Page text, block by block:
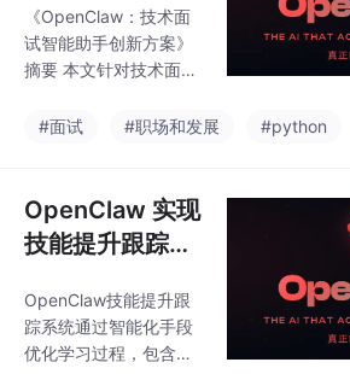
语义提取，结合代码上
下文提升精度，并支持
动态模板扩展和分布式
成到CI/CD流程实现文
动"注释即文档
拟面试、整理面
试知识点
《OpenClaw：技术面
试智能助手创新方案》
摘要 本文针对技术面试
陈旧、练习反馈缺失和
w。该系统具备三大创
新功能：1）基于NLP和
Transformer架构的动
化题目推荐和实时难度
调整；2）沉浸式模拟面
试环境，集成语音识别
#面试 #职场和发展 #python
OpenClaw 实现
技能提升跟踪：
度、生成学习报
告、调整学习计
OpenClaw技能提升跟
踪系统通过智能化手段
优化学习过程，包含三